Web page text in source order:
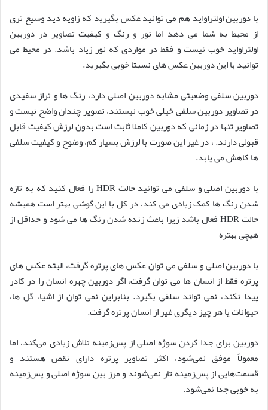
با دوربین اولتراواید هم می توانید عکس بگیرید که زاویه دید وسیع تری
از محیط به شما می دهد اما نور و رنگ و کیفیت تصاویر در دوربین
اولتراواید خوب نیست و فقط در مواردی که نور زیاد باشد. در محیط می
توانید با این دوربین عکس های نسبتا خوبی بگیرید.
دوربین سلفی وضعیتی مشابه دوربین اصلی دارد، رنگ ها و تراز سفیدی
در تصاویر دوربین سلفی خیلی خوب نیستند، تصویر چندان واضح نیست و
تصاویر تنها در زمانی که دوربین کاملا ثابت است بدون لرزش کیفیت قابل
قبولی دارند. ، در غیر این صورت با لرزش بسیار کم، وضوح و کیفیت سلفی
ها کاهش می یابد.
با دوربین اصلی و سلفی می توانید حالت HDR را فعال کنید که به تازه
شدن رنگ ها کمک زیادی می کند، در کل با این گوشی بهتر است همیشه
حالت HDR فعال باشد زیرا باعث زنده شدن رنگ ها می شود و حداقل از
هیچی بهتره
با دوربین اصلی و سلفی می توان عکس های پرتره گرفت، البته عکس های
پرتره فقط از انسان ها می توان گرفت، اگر دوربین چهره انسان را در کادر
پیدا نکند، نمی تواند سلفی بگیرد. بنابراین نمی توان از اشیا، گل ها،
حیوانات یا هر چیز دیگری غیر از انسان پرتره گرفت.
دوربین برای جدا کردن سوژه اصلی از پس‌زمینه تلاش زیادی می‌کند، اما
معمولاً موفق نمی‌شود، اکثر تصاویر پرتره دارای نقص هستند و
قسمت‌هایی از پس‌زمینه تار نمی‌شوند و مرز بین سوژه اصلی و پس‌زمینه
به خوبی جدا نمی‌شود.